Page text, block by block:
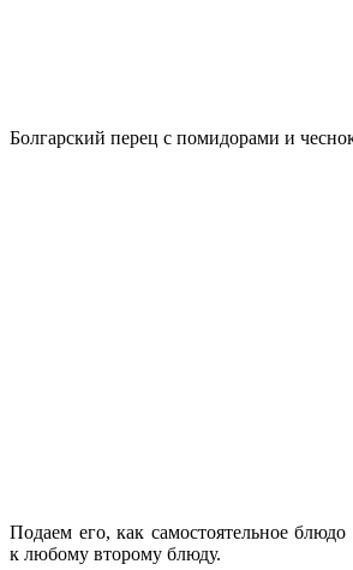
Болгарский перец с помидорами и
Подаем его, как самостоятельное
к любому второму блюду.